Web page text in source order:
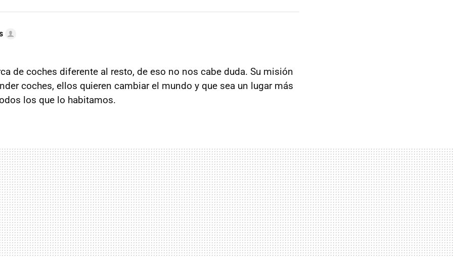
de coches diferente al resto, de eso no nos cabe duda. Su misión
coches, ellos quieren cambiar el mundo y que sea un lugar más
los que lo habitamos.